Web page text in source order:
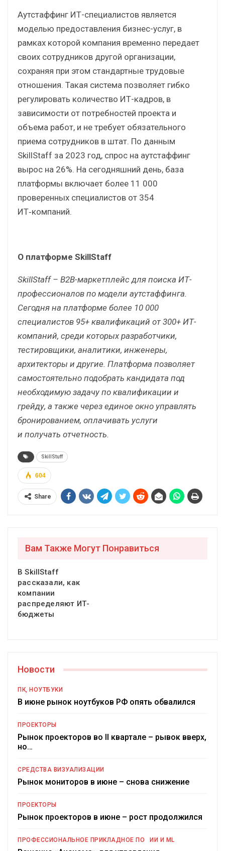
Аутстаффинг ИТ-специалистов является
моделью предоставления бизнес-услуг, в
рамках которой компания временно передает
своих сотрудников другой организации,
сохраняя при этом стандартные трудовые
отношения. Такая система позволяет гибко
регулировать количество ИТ-кадров, в
зависимости от потребностей проекта и
объема работ, и не требует обязательного
приема сотрудников в штат. По данным
SkillStaff за 2023 год, спрос на аутстаффинг
вырос на 26%. На сегодняшний день, база
платформы включает более 11 000
проверенных специалистов от 354
ИТ‑компаний.
О платформе SkillStaff
SkillStaff – B2B-маркетплейс для поиска ИТ-
профессионалов по модели аутстаффинга.
Сегодня на платформе более 10 000
специалистов 95+ квалификаций от 300+ ИТ-
компаний, среди которых разработчики,
тестировщики, аналитики, инженеры,
архитекторы и другие. Платформа позволяет
самостоятельно подобрать кандидата под
необходимую задачу по квалификации и
грейду, а также через единое окно управлять
бронированием, оплачивать услуги
и получать отчетность.
SkillStuff
604
Share
Вам Также Могут Понравиться
В SkillStaff
рассказали, как
компании
распределяют ИТ-
бюджеты
Новости
ПК, НОУТБУКИ
В июне рынок ноутбуков РФ опять обвалился
ПРОЕКТОРЫ
Рынок проекторов во II квартале – рывок вверх,
но…
СРЕДСТВА ВИЗУАЛИЗАЦИИ
Рынок мониторов в июне – снова снижение
ПРОЕКТОРЫ
Рынок проекторов в июне – рост продолжился
ПРОФЕССИОНАЛЬНОЕ ПРИКЛАДНОЕ ПО ИИ И ML